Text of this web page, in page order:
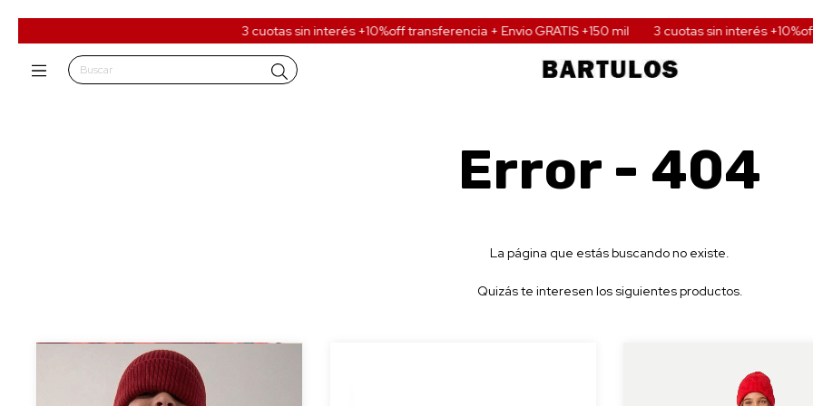
3 cuotas sin interés +10%off transferencia + Envio GRATIS +150 mil 3 cuotas sin interés +10%off
Error - 404
La página que estás buscando no existe.
Quizás te interesen los siguientes productos.